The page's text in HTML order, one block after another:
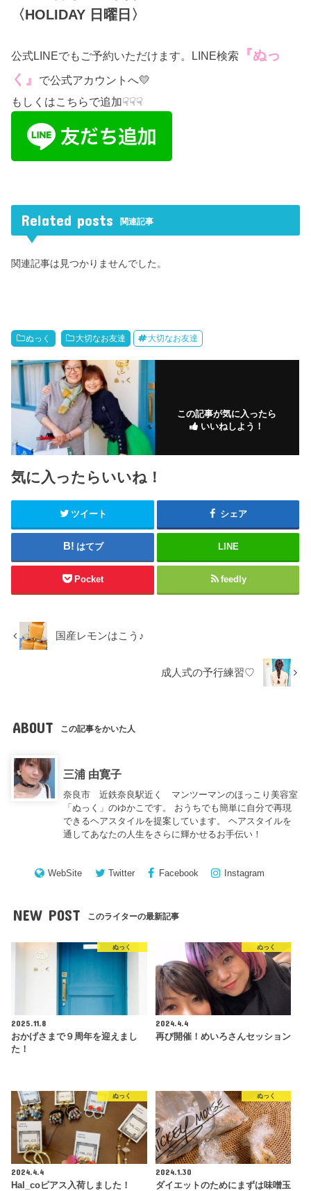
〈HOLIDAY 日曜日〉
公式LINEでもご予約いただけます。LINE検索
『ぬっ
く』
で公式アカウントへ💛
もしくはこちらで追加☟☟☟
Related posts 関連記事
関連記事は見つかりませんでした。
ぬっく 大切なお友達 大切なお友達
この記事が気に入ったら
いいねしよう！
気に入ったらいいね！
ツイート シェア
はてブ LINE
Pocket feedly
国産レモンはこう♪
成人式の予行練習♡
ABOUT この記事をかいた人
三浦 由寛子
奈良市 近鉄奈良駅近く マンツーマンのほっこり美容室
「ぬっく」のゆかこです。 おうちでも簡単に自分で再現
できるヘアスタイルを提案しています。 ヘアスタイルを
通してあなたの人生をさらに輝かせるお手伝い！
WebSite Twitter Facebook Instagram
NEW POST このライターの最新記事
ぬっく
2025.11.8
おかげさまで９周年を迎えまし
た！
ぬっく
2024.4.4
再び開催！めいろさんセッション
ぬっく
2024.4.4
Hal_coピアス入荷しました！
ぬっく
2024.1.30
ダイエットのためにまずは味噌玉